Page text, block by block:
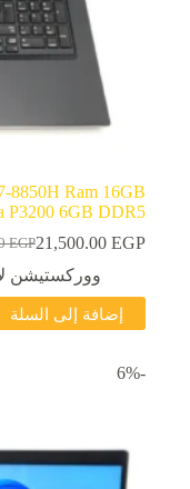
8850H Ram 16GB
P3200 6GB DDR5
EGP
السعر
هو:
EGP.
21,500.00 EGP
السعر
الحالي
هو:
EGP.
ووركستيشن
إضافة إلى السلة
-6%